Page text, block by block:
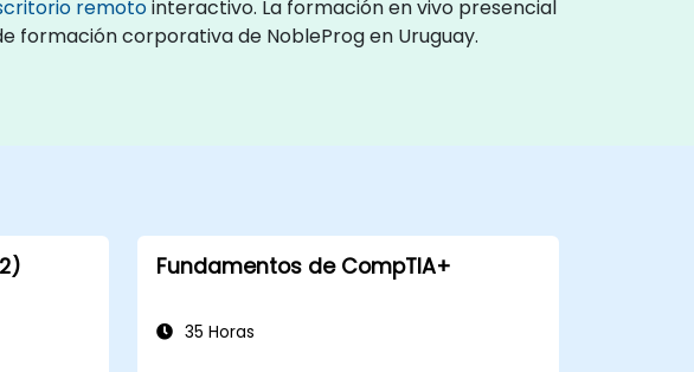
remotointeractivo. La formación en vivo presencial
formación corporativa de NobleProg en Uruguay.
Fundamentos de CompTIA+
35 Horas